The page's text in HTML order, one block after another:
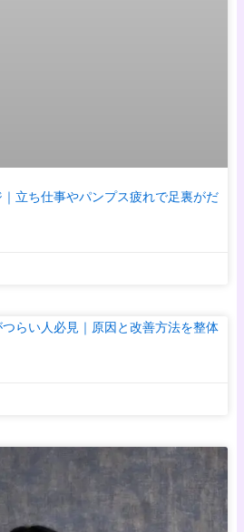
立ち仕事やパンプス疲れで足裏がだ
つらい人必見｜原因と改善方法を整体